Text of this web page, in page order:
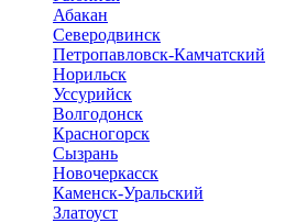
Абакан
Северодвинск
Петропавловск-Камчатский
Норильск
Уссурийск
Волгодонск
Красногорск
Сызрань
Новочеркасск
Каменск-Уральский
Златоуст